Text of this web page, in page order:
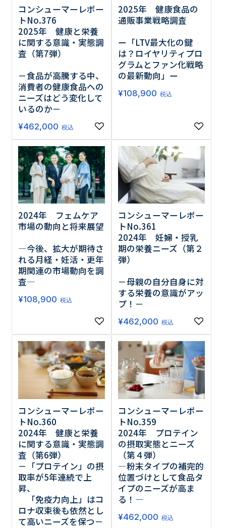
コンシューマーレポー
トNo.376
2025年 健康と栄養
に関する意識・実態調
査（第7弾）
－食品が高騰する中、
消費者の健康食品への
ニーズはどう変化して
いるのか－
¥462,000 税込
2025年 健康食品の
通販事業戦略調査
ー「LTV最大化の鍵
は？ロイヤリティプロ
グラムとファン化戦略
の最新動向」ー
¥108,900 税込
2024年 フェムケア
市場の動向と将来展望
―今後、拡大が期待さ
れる月経・妊活・更年
期関連の市場動向を調
査―
¥108,900 税込
コンシューマーレポー
トNo.361
2024年 妊婦・授乳
期の栄養ニーズ（第２
弾）
－母親の自分自身に対
する栄養の意識がアッ
プ！－
¥462,000 税込
コンシューマーレポー
トNo.360
2024年 健康と栄養
に関する意識・実態調
査（第6弾）
－「プロテイン」の摂
取率が5年連続で上
昇、
「免疫力向上」はコ
ロナ収束後も依然とし
て高いニーズを保つ－
コンシューマーレポー
トNo.359
2024年 プロテイン
の摂取実態とニーズ
（第４弾）
―粉末タイプの補完的
位置づけとして食品タ
イプのニーズが高ま
る！―
¥462,000 税込